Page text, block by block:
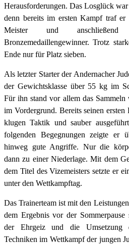
Herausforderungen. Das Losglück
denn bereits im ersten Kampf traf er
Meister und
Bronzemedaillengewinner. Trotz
Ende nur für Platz sieben.
Als letzter Starter der Andernacher
der Gewichtsklasse über 55 kg im
Für ihn stand vor allem das Sammeln
im Vordergrund. Bereits seinen
klugen Taktik und sauber
folgenden Begegnungen zeigte er
hinweg gute Angriffe. Nur die
dann zu einer Niederlage. Mit dem
dem Titel des Vizemeisters setzte er
unter den Wettkampftag.
Das Trainerteam ist mit den
dem Ergebnis vor der Sommerpause
der Ehrgeiz und die Umsetzung
Techniken im Wettkampf der jungen